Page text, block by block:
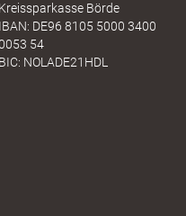
Kreissparkasse Börde
IBAN: DE96 8105 5000 3400
54
BIC: NOLADE21HDL